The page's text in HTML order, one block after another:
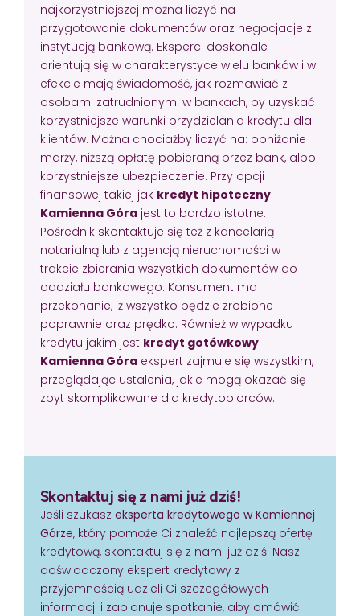
najkorzystniejszej można liczyć na
przygotowanie dokumentów oraz negocjacje z
instytucją bankową. Eksperci doskonale
orientują się w charakterystyce wielu banków i w
efekcie mają świadomość, jak rozmawiać z
osobami zatrudnionymi w bankach, by uzyskać
korzystniejsze warunki przydzielania kredytu dla
klientów. Można chociażby liczyć na: obniżanie
marży, niższą opłatę pobieraną przez bank, albo
korzystniejsze ubezpieczenie. Przy opcji
finansowej takiej jak kredyt hipoteczny
Kamienna Góra jest to bardzo istotne.
Pośrednik skontaktuje się też z kancelarią
notarialną lub z agencją nieruchomości w
trakcie zbierania wszystkich dokumentów do
oddziału bankowego. Konsument ma
przekonanie, iż wszystko będzie zrobione
poprawnie oraz prędko. Również w wypadku
kredytu jakim jest kredyt gotówkowy
Kamienna Góra ekspert zajmuje się wszystkim,
przeglądając ustalenia, jakie mogą okazać się
zbyt skomplikowane dla kredytobiorców.
Skontaktuj się z nami już dziś!
Jeśli szukasz eksperta kredytowego w Kamiennej
Górze, który pomoże Ci znaleźć najlepszą ofertę
kredytową, skontaktuj się z nami już dziś. Nasz
doświadczony ekspert kredytowy z
przyjemnością udzieli Ci szczegółowych
informacji i zaplanuje spotkanie, aby omówić